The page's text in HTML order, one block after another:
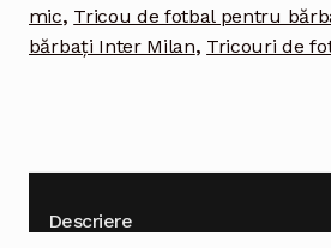
mic, Tricou de fotbal pentru
bărbați Inter Milan, Tricouri de
Descriere